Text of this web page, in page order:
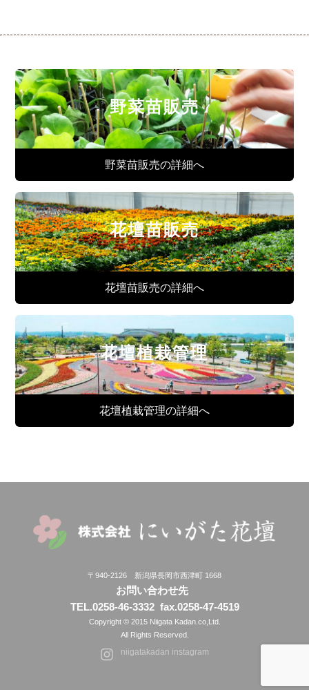
野菜苗販売
野菜苗販売の詳細へ
花壇苗販売
花壇苗販売の詳細へ
花壇植栽管理
花壇植栽管理の詳細へ
〒940-2126 新潟県長岡市西津町 1668
お問い合わせ先
TEL.0258-46-3332fax.0258-47-4519
Copyright © 2015 Niigata Kadan.co,Ltd.
All Rights Reserved.
niigatakadan instagram